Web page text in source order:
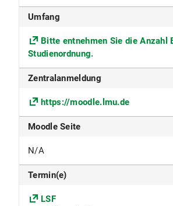
Umfang
Bitte entnehmen Sie die Anzahl
Studienordnung.
Zentralanmeldung
https://moodle.lmu.de
Moodle Seite
N/A
Termin(e)
LSF